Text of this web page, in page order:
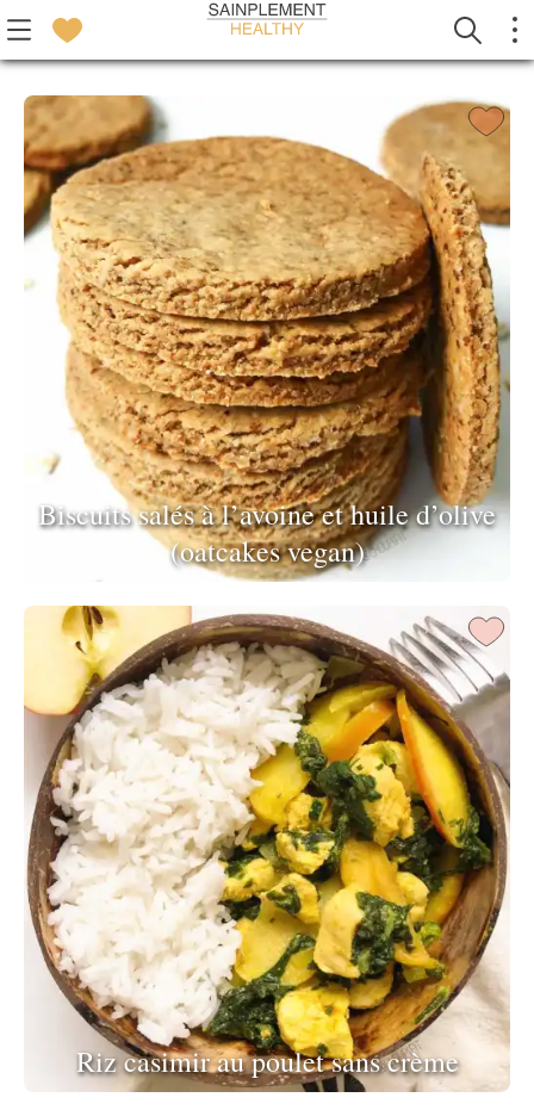
Biscuits salés à l’avoine et huile d’olive
(oatcakes vegan)
Riz casimir au poulet sans crème